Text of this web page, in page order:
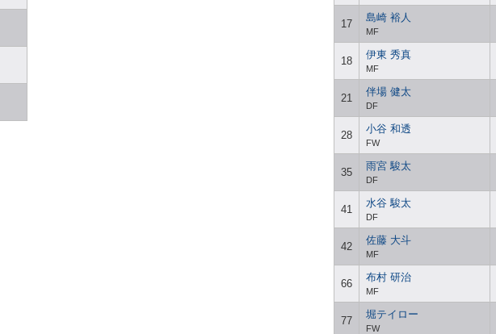
17
島崎 裕人
MF
18
伊東 秀真
MF
21
伴場 健太
DF
28
小谷 和透
FW
35
雨宮 駿太
DF
41
水谷 駿太
DF
42
佐藤 大斗
MF
66
布村 研治
MF
77
堀テイロー
FW